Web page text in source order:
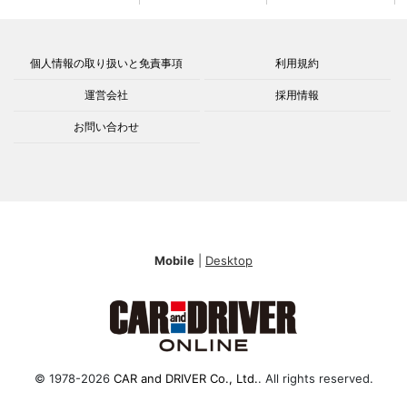
個人情報の取り扱いと免責事項 利用規約
運営会社 採用情報
お問い合わせ
Mobile Desktop
© 1978-2026 CAR and DRIVER Co., Ltd.. All rights reserved.